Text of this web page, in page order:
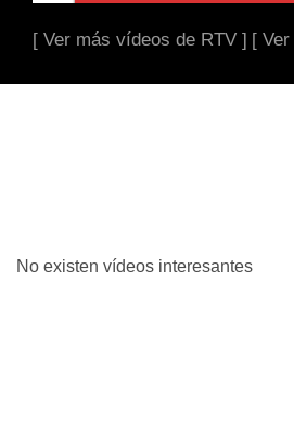
[ Ver más vídeos de RTV ] [
No existen vídeos interesantes